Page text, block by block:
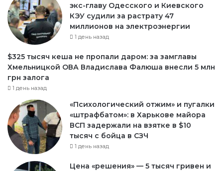
экс-главу Одесского и Киевского
КЭУ судили за растрату 47
миллионов на электроэнергии
1 день назад
$325 тысяч кеша не пропали даром: за замглавы
Хмельницкой ОВА Владислава Фалюша внесли 5 млн
грн залога
1 день назад
«Психологический отжим» и пугалки
«штрафбатом»: в Харькове майора
ВСП задержали на взятке в $10
тысяч с бойца в СЗЧ
1 день назад
Цена «решения» — 5 тысяч гривен и